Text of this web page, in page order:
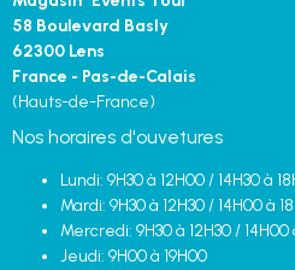
58 Boulevard Basly
62300 Lens
France - Pas-de-Calais
(Hauts-de-France)
Nos horaires d'ouvetures
Lundi: 9H30 à 12H00 / 14H30 à
Mardi: 9H30 à 12H30 / 14H00 à
Mercredi: 9H30 à 12H30 / 14H00
Jeudi: 9H00 à 19H00